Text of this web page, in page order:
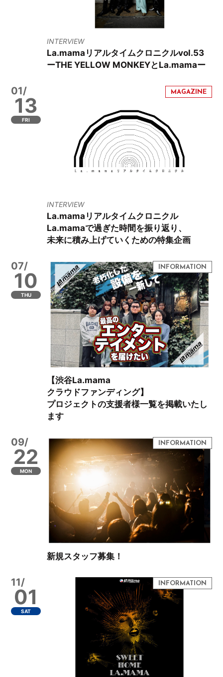
INTERVIEW
La.mamaリアルタイムクロニクルvol.53
ーTHE YELLOW MONKEYとLa.mamaー
01/
13
FRI
INTERVIEW
La.mamaリアルタイムクロニクル
La.mamaで過ぎた時間を振り返り、
未来に積み上げていくための特集企画
07/
10
THU
【渋谷La.mama
クラウドファンディング】
プロジェクトの支援者様一覧を掲載いたし
ます
09/
22
MON
新規スタッフ募集！
11/
01
SAT